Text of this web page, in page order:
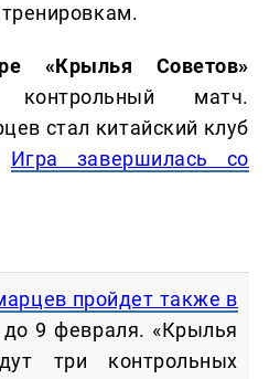
«Крылья Советов»
матч.
стал китайский клуб
Игра завершилась со
пройдет также в
до 9 февраля. «Крылья
три контрольных